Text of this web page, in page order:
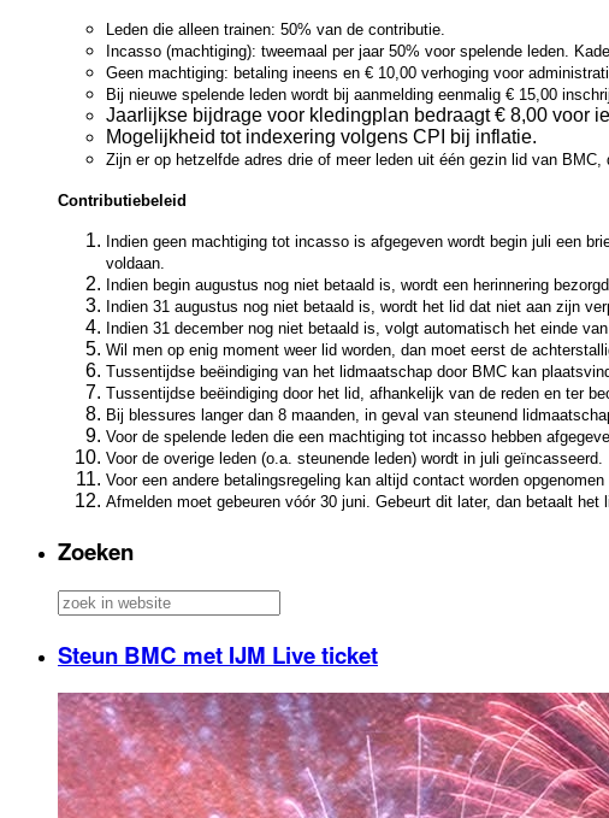
Leden die alleen trainen: 50% van de contributie.
Incasso (machtiging): tweemaal per jaar 50% voor spelende leden.
Geen machtiging: betaling ineens en € 10,00 verhoging voor
Bij nieuwe spelende leden wordt bij aanmelding eenmalig € 15,00
Jaarlijkse bijdrage voor kledingplan bedraagt € 8,00 voor
Mogelijkheid tot indexering volgens CPI bij inflatie.
Zijn er op hetzelfde adres drie of meer leden uit één gezin lid van
Contributiebeleid
Indien geen machtiging tot incasso is afgegeven wordt begin juli een
voldaan.
Indien begin augustus nog niet betaald is, wordt een herinnering
Indien 31 augustus nog niet betaald is, wordt het lid dat niet aan zijn
Indien 31 december nog niet betaald is, volgt automatisch het einde
Wil men op enig moment weer lid worden, dan moet eerst de
Tussentijdse beëindiging van het lidmaatschap door BMC kan
Tussentijdse beëindiging door het lid, afhankelijk van de reden en ter
Bij blessures langer dan 8 maanden, in geval van steunend
Voor de spelende leden die een machtiging tot incasso hebben
Voor de overige leden (o.a. steunende leden) wordt in juli geïncasseerd.
Voor een andere betalingsregeling kan altijd contact worden
Afmelden moet gebeuren vóór 30 juni. Gebeurt dit later, dan betaalt
Zoeken
Steun BMC met IJM Live ticket